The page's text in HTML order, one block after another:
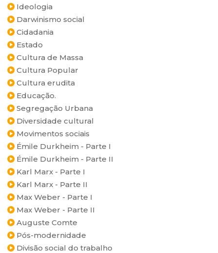
Ideologia
Darwinismo social
Cidadania
Estado
Cultura de Massa
Cultura Popular
Cultura erudita
Educação.
Segregação Urbana
Diversidade cultural
Movimentos sociais
Émile Durkheim - Parte I
Émile Durkheim - Parte II
Karl Marx - Parte I
Karl Marx - Parte II
Max Weber - Parte I
Max Weber - Parte II
Auguste Comte
Pós-modernidade
Divisão social do trabalho